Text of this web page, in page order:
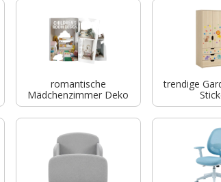
romantische
Mädchenzimmer Deko
trendige